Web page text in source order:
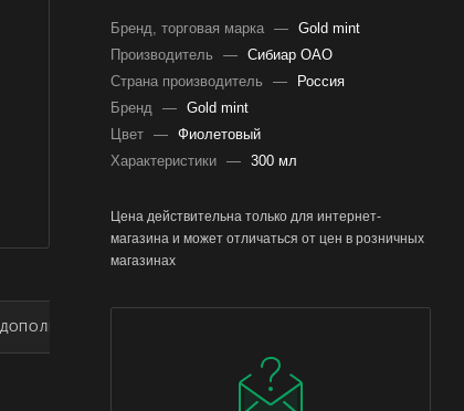
ДОПОЛНИТЕЛЬНО
Бренд, торговая марка — Gold mint
Производитель
— Сибиар ОАО
Страна производитель
—
Россия
Бренд — Gold mint
Цвет — Фиолетовый
Характеристики — 300 мл
Цена действительна только для интернет-
магазина и может отличаться от цен в розничных
магазинах